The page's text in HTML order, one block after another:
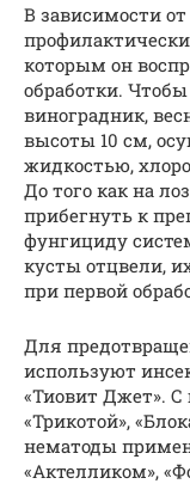
В зависимости
которым он
обработки.
виноградник,
высоты 10 см,
жидкостью,
До того как на
прибегнуть к
фунгициду
кусты отцвели,
при первой
Для
используют
«Тиовит Джет».
«Трикотой»,
нематоды
«Актелликом»,